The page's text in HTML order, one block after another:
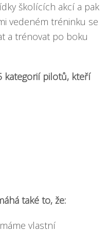
školících akcí a pak
vedeném tréninku se
a trénovat po boku
kategorií pilotů, kteří
také to, že:
vlastní